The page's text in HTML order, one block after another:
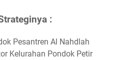
:
Pesantren Al Nahdlah
Kelurahan Pondok Petir